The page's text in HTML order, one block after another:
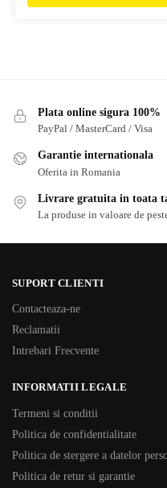
Plata online sigura 100%
PayPal / MasterCard / Visa
Garantie internationala
Oferita in Romania
Livrare gratuita in toata
La produse in valoare de
SUPORT CLIENTI
Contacteaza-ne
Reclamatii
Intrebari Frecvente
INFORMATII LEGALE
Termeni si conditii
Politica de confidentialitate
Politica de stergere a datelor
Politica de retur si garantie